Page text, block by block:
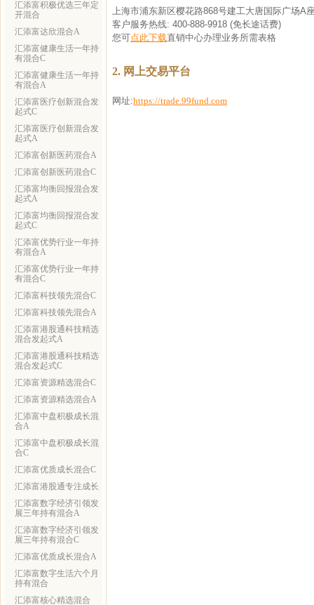
汇添富积极优选三年定
开混合
汇添富达欣混合A
汇添富健康生活一年持
有混合C
汇添富健康生活一年持
有混合A
汇添富医疗创新混合发
起式C
汇添富医疗创新混合发
起式A
汇添富创新医药混合A
汇添富创新医药混合C
汇添富均衡回报混合发
起式A
汇添富均衡回报混合发
起式C
汇添富优势行业一年持
有混合A
汇添富优势行业一年持
有混合C
汇添富科技领先混合C
汇添富科技领先混合A
汇添富港股通科技精选
混合发起式A
汇添富港股通科技精选
混合发起式C
汇添富资源精选混合C
汇添富资源精选混合A
汇添富中盘积极成长混
合A
汇添富中盘积极成长混
合C
汇添富优质成长混合C
汇添富港股通专注成长
汇添富数字经济引领发
展三年持有混合A
汇添富数字经济引领发
展三年持有混合C
汇添富优质成长混合A
汇添富数字生活六个月
持有混合
汇添富核心精选混合
上海市浦东新区樱花路868号建工大唐国际广场A
客户服务热线: 400-888-9918 (免长途话费)
您可点此下载直销中心办理业务所需表格
2. 网上交易平台
网址:https://trade.99fund.com